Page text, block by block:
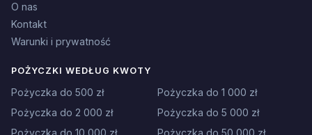
O nas
Kontakt
Warunki i prywatność
POŻYCZKI WEDŁUG KWOTY
Pożyczka do 500 zł
Pożyczka do 1 000 zł
Pożyczka do 2 000 zł
Pożyczka do 5 000 zł